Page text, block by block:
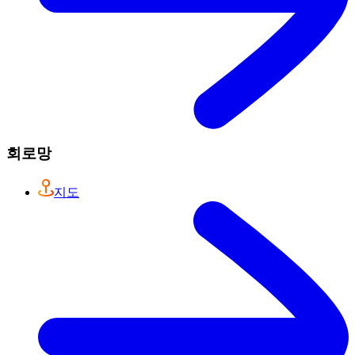
회로망
지도